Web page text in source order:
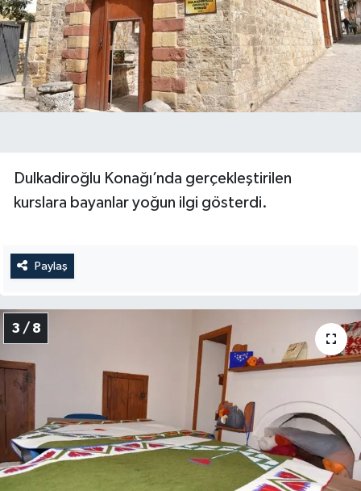
Dulkadiroğlu Konağı’nda gerçekleştirilen
kurslara bayanlar yoğun ilgi gösterdi.
Paylaş
3 / 8
HEDEF2020
OTOMOBİL
MİZAH
Genel
YEREL
SEÇİM 2015